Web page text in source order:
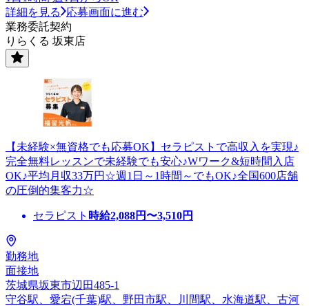
詳細を見る
応募画面に進む
業務委託契約
りらくる 坂東店
【未経験×無資格でも応募OK】セラピストで高収入を実現♪
完全無料レッスンで未経験でも安心♪Wワーク&短時間入店
OK♪平均月収33万円☆週1日～1時間～でもOK♪全国600店舗
の圧倒的集客力☆
セラピスト 時給2,088円〜3,510円
勤務地
面接地
茨城県坂東市辺田485-1
守谷駅、愛宕(千葉)駅、野田市駅、川間駅、水海道駅、古河